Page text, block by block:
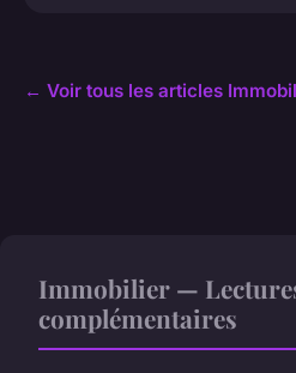
← Voir tous les articles
Immobilier —
complémentaires